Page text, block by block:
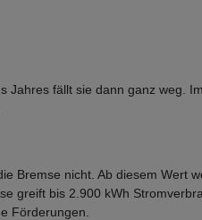
fällt sie dann ganz weg.
Bremse nicht. Ab diesem
greift bis 2.900 kWh
Förderungen.